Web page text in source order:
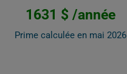
1631 $ /année
Prime calculée en mai 2026